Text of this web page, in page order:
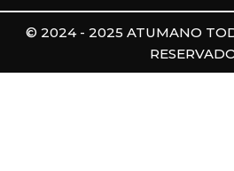
© 2024 - 2025 ATUMANO